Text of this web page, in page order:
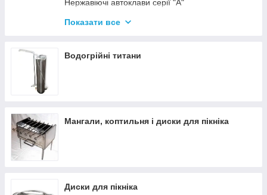
Нержавіючі автоклави серії "А"
Промислові автоклави
Комплектуючі для автоклавів
Показати все
Водогрійні титани
Мангали, коптильня і диски для пікніка
Диски для пікніка